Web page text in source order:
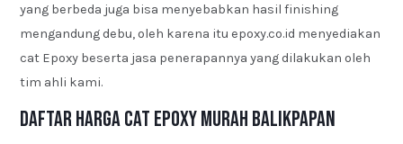
yang berbeda juga bisa menyebabkan hasil finishing
mengandung debu, oleh karena itu epoxy.co.id menyediakan
cat Epoxy beserta jasa penerapannya yang dilakukan oleh
tim ahli kami.
Daftar Harga Cat Epoxy Murah Balikpapan